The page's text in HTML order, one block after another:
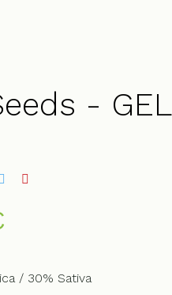
-
/ 30% Sativa